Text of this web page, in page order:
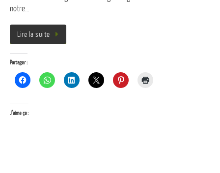
notre…
Lire la suite
Partager :
J’aime ça :